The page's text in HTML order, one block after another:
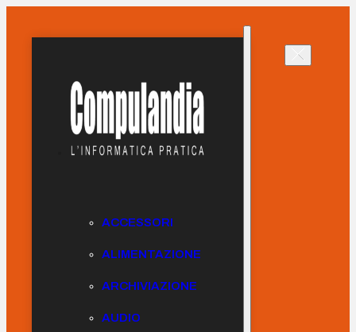
ACCESSORI
ALIMENTAZIONE
ARCHIVIAZIONE
AUDIO